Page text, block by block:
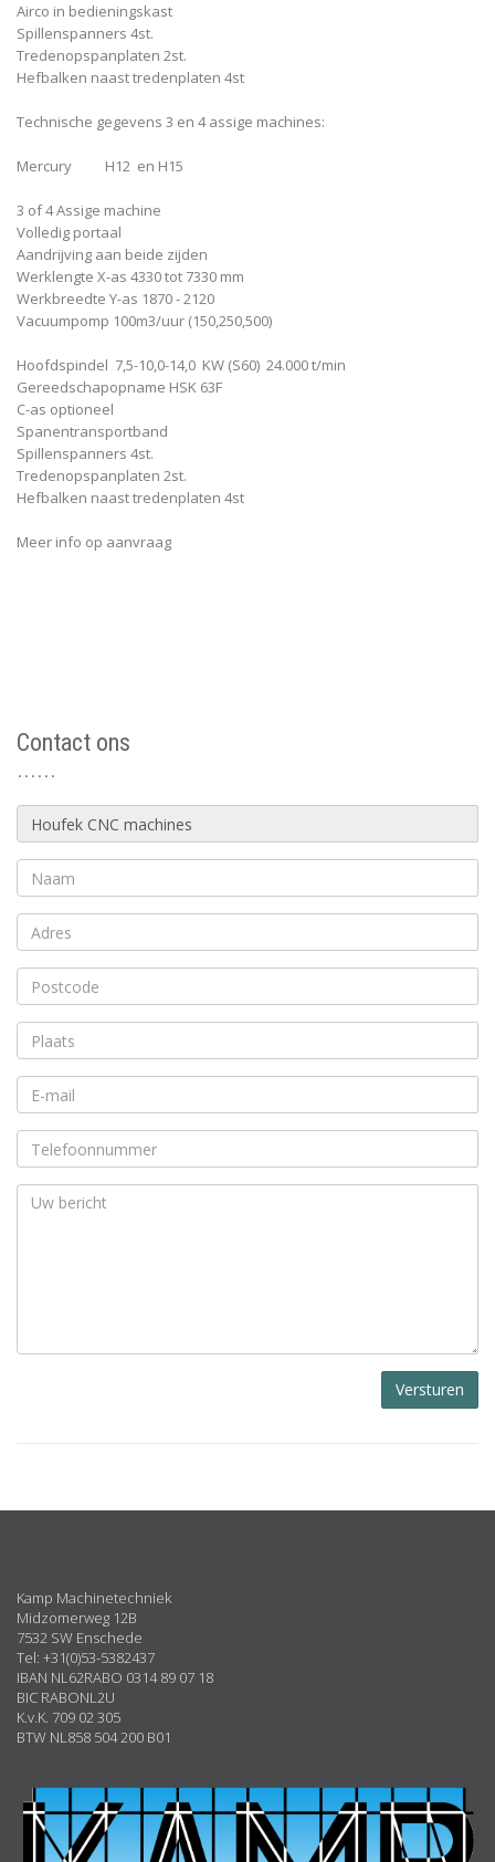
Airco in bedieningskast
Spillenspanners 4st.
Tredenopspanplaten 2st.
Hefbalken naast tredenplaten 4st
Technische gegevens 3 en 4 assige machines:
Mercury H12 en H15
3 of 4 Assige machine
Volledig portaal
Aandrijving aan beide zijden
Werklengte X-as 4330 tot 7330 mm
Werkbreedte Y-as 1870 - 2120
Vacuumpomp 100m3/uur (150,250,500)
Hoofdspindel 7,5-10,0-14,0 KW (S60) 24.000 t/min
Gereedschapopname HSK 63F
C-as optioneel
Spanentransportband
Spillenspanners 4st.
Tredenopspanplaten 2st.
Hefbalken naast tredenplaten 4st
Meer info op aanvraag
Contact ons
Versturen
US
Kamp Machinetechniek
Midzomerweg 12B
7532 SW Enschede
Tel: +31(0)53-5382437
IBAN NL62RABO 0314 89 07 18
BIC RABONL2U
K.v.K. 709 02 305
BTW NL858 504 200 B01